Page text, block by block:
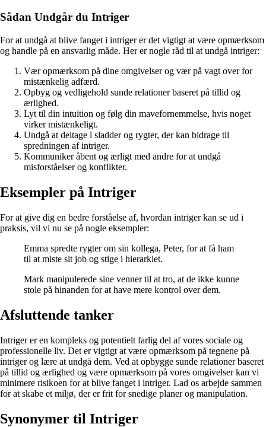
Sådan Undgår du Intriger
For at undgå at blive fanget i intriger er det vigtigt at være opmærksom
og handle på en ansvarlig måde. Her er nogle råd til at undgå intriger:
Vær opmærksom på dine omgivelser og vær på vagt over for
mistænkelig adfærd.
Opbyg og vedligehold sunde relationer baseret på tillid og
ærlighed.
Lyt til din intuition og følg din mavefornemmelse, hvis noget
virker mistænkeligt.
Undgå at deltage i sladder og rygter, der kan bidrage til
spredningen af intriger.
Kommuniker åbent og ærligt med andre for at undgå
misforståelser og konflikter.
Eksempler på Intriger
For at give dig en bedre forståelse af, hvordan intriger kan se ud i
praksis, vil vi nu se på nogle eksempler:
Emma spredte rygter om sin kollega, Peter, for at få ham
til at miste sit job og stige i hierarkiet.
Mark manipulerede sine venner til at tro, at de ikke kunne
stole på hinanden for at have mere kontrol over dem.
Afsluttende tanker
Intriger er en kompleks og potentielt farlig del af vores sociale og
professionelle liv. Det er vigtigt at være opmærksom på tegnene på
intriger og lære at undgå dem. Ved at opbygge sunde relationer baseret
på tillid og ærlighed og være opmærksom på vores omgivelser kan vi
minimere risikoen for at blive fanget i intriger. Lad os arbejde sammen
for at skabe et miljø, der er frit for snedige planer og manipulation.
Synonymer til Intriger